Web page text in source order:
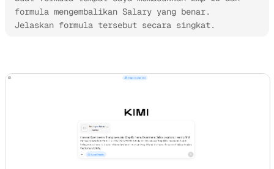
formula mengembalikan Salary yang benar.
Jelaskan formula tersebut secara singkat.